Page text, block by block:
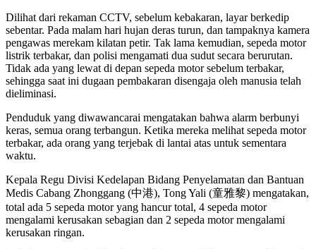
Dilihat dari rekaman CCTV, sebelum kebakaran, layar berkedip
sebentar. Pada malam hari hujan deras turun, dan tampaknya kamera
pengawas merekam kilatan petir. Tak lama kemudian, sepeda motor
listrik terbakar, dan polisi mengamati dua sudut secara berurutan.
Tidak ada yang lewat di depan sepeda motor sebelum terbakar,
sehingga saat ini dugaan pembakaran disengaja oleh manusia telah
dieliminasi.
Penduduk yang diwawancarai mengatakan bahwa alarm berbunyi
keras, semua orang terbangun. Ketika mereka melihat sepeda motor
terbakar, ada orang yang terjebak di lantai atas untuk sementara
waktu.
Kepala Regu Divisi Kedelapan Bidang Penyelamatan dan Bantuan
Medis Cabang Zhonggang (中港), Tong Yali (童雅黎) mengatakan,
total ada 5 sepeda motor yang hancur total, 4 sepeda motor
mengalami kerusakan sebagian dan 2 sepeda motor mengalami
kerusakan ringan.